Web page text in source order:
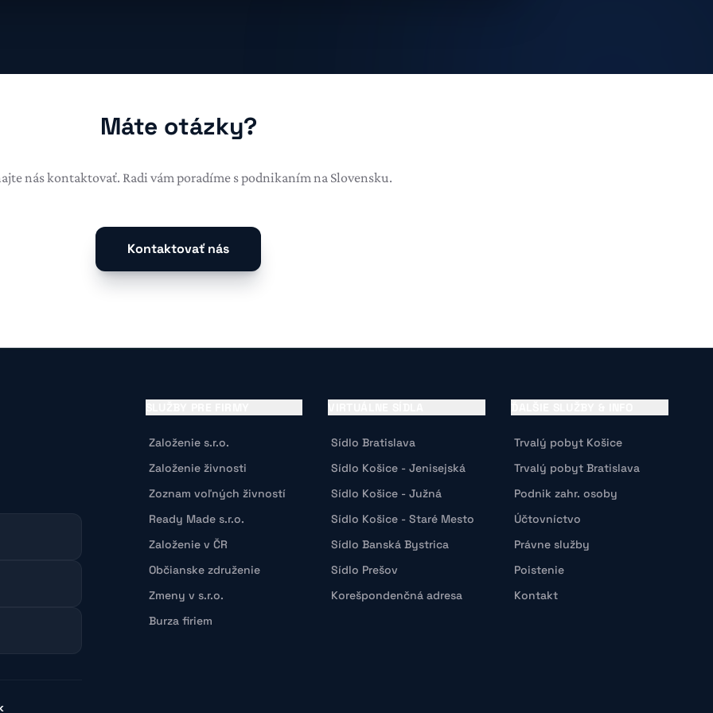
Máte otázky?
nás kontaktovať. Radi vám poradíme s podnikaním na Slovensku.
Kontaktovať nás
Založenie s.r.o.
Založenie živnosti
Zoznam voľných živností
Ready Made s.r.o.
Založenie v ČR
Občianske združenie
Zmeny v s.r.o.
Burza firiem
Sídlo Bratislava
Sídlo Košice - Jenisejská
Sídlo Košice - Južná
Sídlo Košice - Staré Mesto
Sídlo Banská Bystrica
Sídlo Prešov
Korešpondenčná adresa
Trvalý pobyt Košice
Trvalý pobyt Bratislava
Podnik zahr. osoby
Účtovníctvo
Právne služby
Poistenie
Kontakt